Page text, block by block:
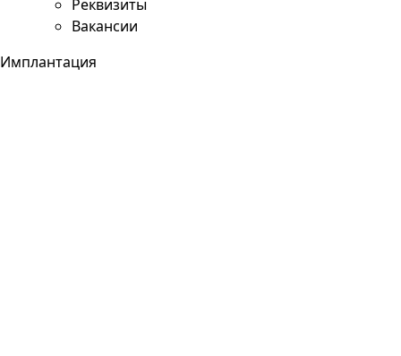
Реквизиты
Вакансии
Имплантация